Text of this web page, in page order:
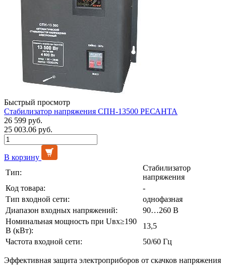
Быстрый просмотр
Стабилизатор напряжения СПН-13500 РЕСАНТА
26 599 руб.
25 003.06 руб.
В корзину
Тип:
Стабилизатор
напряжения
Код товара:
-
Тип входной сети:
однофазная
Диапазон входных напряжений:
90…260 В
Номинальная мощность при Uвх≥190
В (кВт):
13,5
Частота входной сети:
50/60 Гц
Эффективная защита электроприборов от скачков напряжения